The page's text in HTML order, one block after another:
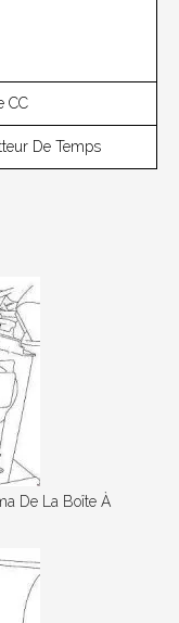
CC
De Temps
De La Boîte À